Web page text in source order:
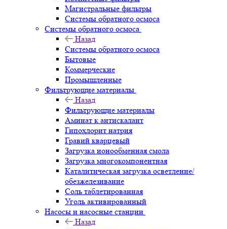
Магистральные фильтры
Системы обратного осмоса
Системы обратного осмоса
Назад
Системы обратного осмоса
Бытовые
Коммерческие
Промышленные
Фильтрующие материалы
Назад
Фильтрующие материалы
Аминат к антискалант
Гипохлорит натрия
Гравий кварцевый
Загрузка ионообменная смола
Загрузка многокомпонентная
Каталитическая загрузка осветление/
обезжелезивание
Соль таблетированная
Уголь активированный
Насосы и насосные станции
Назад